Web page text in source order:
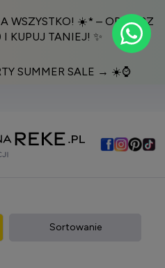
WSZYSTKO! ☀️* – ODBIERZ
I KUPUJ TANIEJ! ✨
SUMMER SALE → ☀️⌚️
Sortowanie